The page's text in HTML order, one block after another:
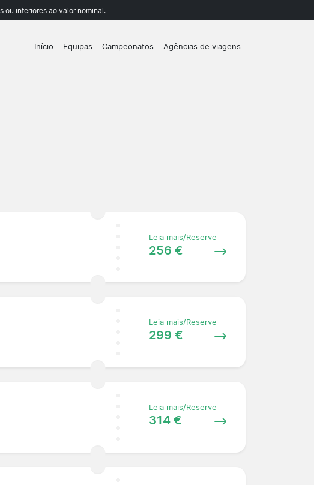
ou inferiores ao valor nominal.
Início Equipas Campeonatos Agências de viagens
Leia mais/Reserve
256 €
Leia mais/Reserve
299 €
Leia mais/Reserve
314 €